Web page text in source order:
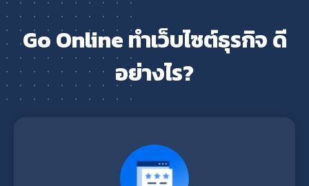
Go Online ทำเว็บไซต์ธุรกิจ ดี
อย่างไร?